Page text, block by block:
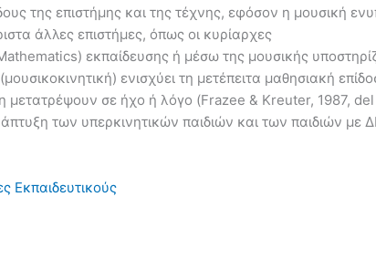
της επιστήμης και της τέχνης, εφόσον η μουσική
άλλες επιστήμες, όπως οι κυρίαρχες
εκπαίδευσης ή μέσω της μουσικής
ενισχύει τη μετέπειτα μαθησιακή
μετατρέψουν σε ήχο ή λόγο (Frazee & Kreuter, 1987,
των υπερκινητικών παιδιών και των παιδιών με
Εκπαιδευτικούς